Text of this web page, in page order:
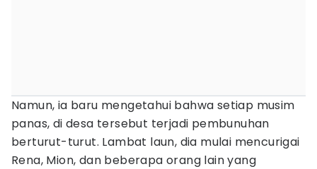
Namun, ia baru mengetahui bahwa setiap musim
panas, di desa tersebut terjadi pembunuhan
berturut-turut. Lambat laun, dia mulai mencurigai
Rena, Mion, dan beberapa orang lain yang